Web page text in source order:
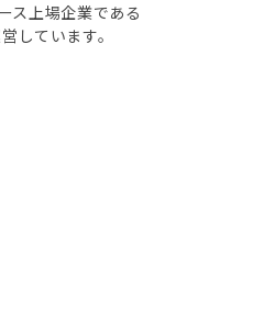
ス上場企業である
ています。